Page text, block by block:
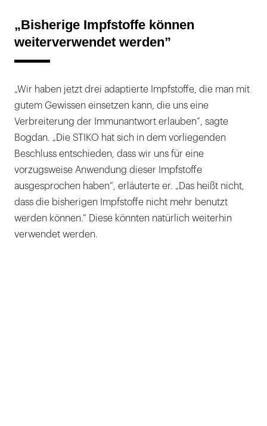
„Bisherige Impfstoffe können
weiterverwendet werden”
„Wir haben jetzt drei adaptierte Impfstoffe, die man mit
gutem Gewissen einsetzen kann, die uns eine
Verbreiterung der Immunantwort erlauben”, sagte
Bogdan. „Die STIKO hat sich in dem vorliegenden
Beschluss entschieden, dass wir uns für eine
vorzugsweise Anwendung dieser Impfstoffe
ausgesprochen haben”, erläuterte er. „Das heißt nicht,
dass die bisherigen Impfstoffe nicht mehr benutzt
werden können.” Diese könnten natürlich weiterhin
verwendet werden.